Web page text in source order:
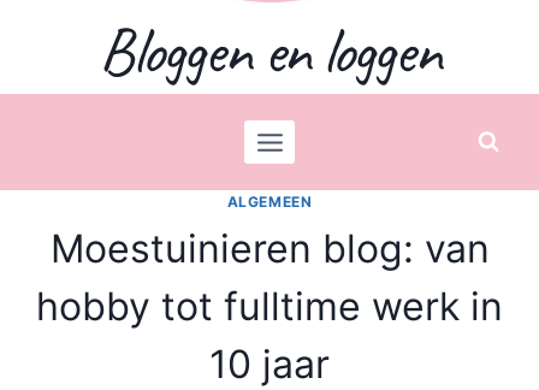
Bloggen en loggen
ALGEMEEN
Moestuinieren blog: van
hobby tot fulltime werk in
10 jaar